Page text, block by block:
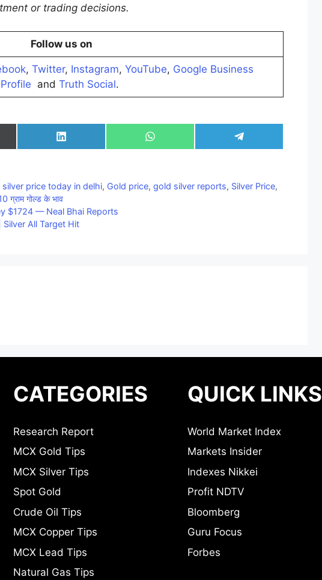
or trading decisions.
Follow us on
, Twitter, Instagram, YouTube, Google Business
Profile and Truth Social.
Share
on
Share
on
Share
on
price today in delhi, Gold price,gold silver reports, Silver Price,
ग्राम गोल्ड के भाव
$1724 — Neal Bhai Reports
All Target Hit
CATEGORIES
Research Report
MCX Gold Tips
MCX Silver Tips
Spot Gold
Crude Oil Tips
MCX Copper Tips
MCX Lead Tips
Natural Gas Tips
QUICK LINKS
World Market Index
Markets Insider
Indexes Nikkei
Profit NDTV
Bloomberg
Guru Focus
Forbes